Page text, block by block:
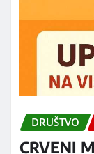
DRUŠTVO
CRVENI